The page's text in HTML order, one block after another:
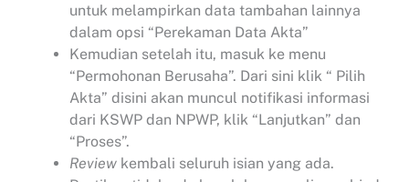
untuk melampirkan data tambahan lainnya
dalam opsi “Perekaman Data Akta”
Kemudian setelah itu, masuk ke menu
“Permohonan Berusaha”. Dari sini klik “ Pilih
Akta” disini akan muncul notifikasi informasi
dari KSWP dan NPWP, klik “Lanjutkan” dan
“Proses”.
Reviewkembali seluruh isian yang ada.